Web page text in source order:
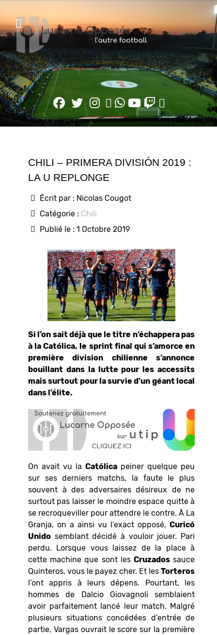
CHILI – PRIMERA DIVISIÓN 2019 :
LA U REPLONGE
Écrit par : Nicolas Cougot
Catégorie : Chili
Publié le : 1 Octobre 2019
Si l’on sait déjà que le titre n’échappera pas
à la Católica, le sprint final qui s’amorce en
première division chilienne s’annonce
bouillant dans la lutte pour les accessits
mais surtout pour la survie d’un géant local
dans l’élite.
On avait vu la Católica peiner quelque peu
sur ses derniers matchs, la faute le plus
souvent à des adversaires désireux de ne
surtout pas laisser le moindre espace quitte à
se recroqueviller pour attendre le contre. À La
Granja, on a ainsi vu l’exact opposé, Curicó
Unido semblant décidé à vouloir jouer. Pari
perdu. Lorsque vous laissez de la place à
cette machine que sont les Cruzadossauce
Quinteros, vous le payez cher. Et les Torteros
l’ont appris à leurs dépens. Pourtant, les
hommes de Dalcio Giovagnoli semblaient
avoir parfaitement lancé leur match. Malgré
plusieurs situations concédées d’entrée de
partie, Vargas ouvrait le score sur la première